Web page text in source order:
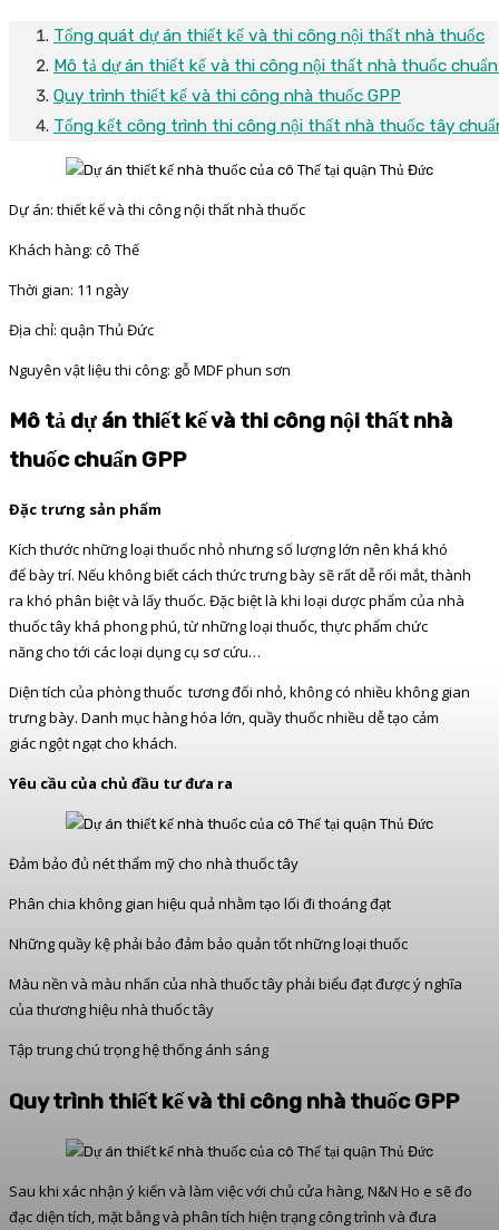
Tổng quát dự án thiết kế và thi công nội thất nhà thuốc
Mô tả dự án thiết kế và thi công nội thất nhà thuốc chuẩn
Quy trình thiết kế và thi công nhà thuốc GPP
Tổng kết công trình thi công nội thất nhà thuốc tây
Dự án: thiết kế và thi công nội thất nhà thuốc
Khách hàng: cô Thế
Thời gian: 11 ngày
Địa chỉ: quận Thủ Đức
Nguyên vật liệu thi công: gỗ MDF phun sơn
Mô tả dự án thiết kế và thi công nội thất nhà
thuốc chuẩn GPP
Đặc trưng sản phẩm
Kích thước những loại thuốc nhỏ nhưng số lượng lớn nên khá khó
để bày trí. Nếu không biết cách thức trưng bày sẽ rất dễ rối mắt, thành
ra khó phân biệt và lấy thuốc. Đặc biệt là khi loại dược phẩm của nhà
thuốc tây khá phong phú, từ những loại thuốc, thực phẩm chức
năng cho tới các loại dụng cụ sơ cứu…
Diện tích của phòng thuốc tương đối nhỏ, không có nhiều không gian
trưng bày. Danh mục hàng hóa lớn, quầy thuốc nhiều dễ tạo cảm
giác ngột ngạt cho khách.
Yêu cầu của chủ đầu tư đưa ra
Đảm bảo đủ nét thẩm mỹ cho nhà thuốc tây
Phân chia không gian hiệu quả nhằm tạo lối đi thoáng đạt
Những quầy kệ phải bảo đảm bảo quản tốt những loại thuốc
Màu nền và màu nhấn của nhà thuốc tây phải biểu đạt được ý nghĩa
của thương hiệu nhà thuốc tây
Tập trung chú trọng hệ thống ánh sáng
Quy trình thiết kế và thi công nhà thuốc GPP
Sau khi xác nhận ý kiến và làm việc với chủ cửa hàng, N&N Ho e sẽ đo
đạc diện tích, mặt bằng và phân tích hiện trạng công trình và đưa